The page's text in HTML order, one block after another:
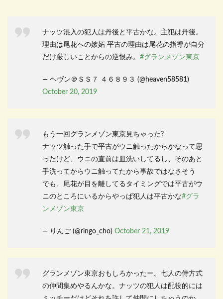
ナッツ混入の犯人は丹後と平古かな。主犯は丹後。
理由は尾花への嫉妬 平古の理由は尾花の指導が自分
だけ厳しいことからの逆恨み。 #グランメゾン東京
— ヘヴン＠ＳＳ７ ４６８９３ (@heaven58581)
October 20, 2019
もう一回グランメゾン東京見ちゃった?
ナッツ触った手で平古がウニ触ったからかなって思
ったけど、ウニの直前は皿洗いしてるし、そのあと
手洗ってからウニ触ってたから事故ではなさそう
でも、尾花が目を離してるタイミングでは平古がウ
ニのところにいるからやっぱ犯人は平古かな#グラ
ンメゾン東京
— りんご (@ringo_cho) October 21, 2019
グランメゾン東京おもしろかったー。七人の侍方式
の仲間集めやるんかな。ナッツの犯人は配役的には